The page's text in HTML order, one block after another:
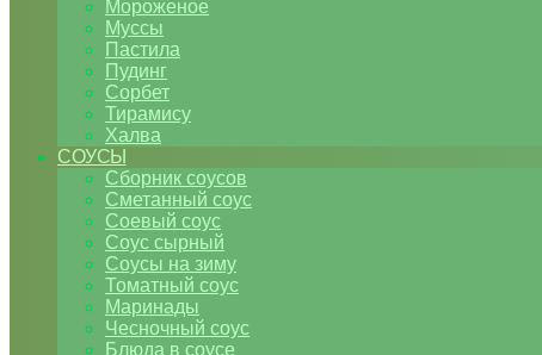
Мороженое
Муссы
Пастила
Пудинг
Сорбет
Тирамису
Халва
СОУСЫ
Сборник соусов
Сметанный соус
Соевый соус
Соус сырный
Соусы на зиму
Томатный соус
Маринады
Чесночный соус
Блюда в соусе